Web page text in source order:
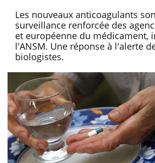
Les nouveaux anticoagulants
surveillance renforcée des
et européenne du médicament,
l'ANSM. Une réponse à l'alerte
biologistes.